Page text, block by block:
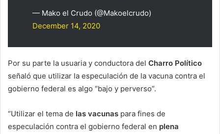
— Mako el Crudo (@Makoelcrudo)
December 14, 2020
Por su parte la usuaria y conductora del Charro Político
señaló que utilizar la especulación de la vacuna contra el
gobierno federal es algo “bajo y perverso”.
“Utilizar el tema de las vacunas para fines de
especulación contra el gobierno federal en plena